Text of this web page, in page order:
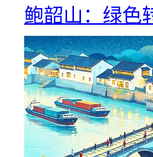
鲍韶山：绿色